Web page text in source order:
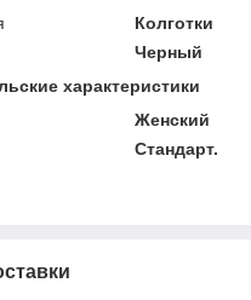
Колготки
Черный
характеристики
Женский
Стандарт.